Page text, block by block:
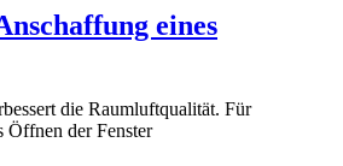
eines
die Raumluftqualität. Für
Öffnen der Fenster